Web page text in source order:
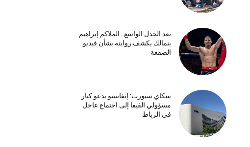
بعد الجدل الواسع.. الملاكم إبراهيم
بنمالك يكشف روايته بشأن فيديو
الصفعة
سكاي سبورت: إنفانتينو يدعو كبار
مسؤولي الفيفا إلى اجتماع عاجل
في الرباط